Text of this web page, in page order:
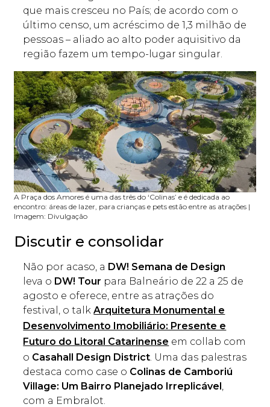
que mais cresceu no País; de acordo com o
último censo, um acréscimo de 1,3 milhão de
pessoas – aliado ao alto poder aquisitivo da
região fazem um tempo-lugar singular.
A Praça dos Amores é uma das três do ‘Colinas’ e é dedicada ao
encontro: áreas de lazer, para crianças e pets estão entre as atrações |
Imagem: Divulgação
Discutir e consolidar
Não por acaso, a DW! Semana de Design
leva o DW! Tour para Balneário de 22 a 25 de
agosto e oferece, entre as atrações do
festival, o talkArquitetura Monumental e
Desenvolvimento Imobiliário: Presente e
Futuro do Litoral Catarinense em collab com
o Casahall Design District. Uma das palestras
destaca como case o Colinas de Camboriú
Village: Um Bairro Planejado Irreplicável,
com a Embralot.